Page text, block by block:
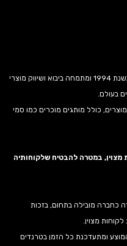
חברת הנסיך הקטן - אביב ואורן בע"מ נוסדה בשנת 1994 ומתמחה ביבוא ושיווק מוצרי
בעולם.
כולל מותגים מוכרים כמו סמי
מצוין, במטרה להבטיח שלקוחותיה
כחברה מובילה בתחום, בזכות
מצוין.
ומתעדכנת כל הזמן בטרנדים